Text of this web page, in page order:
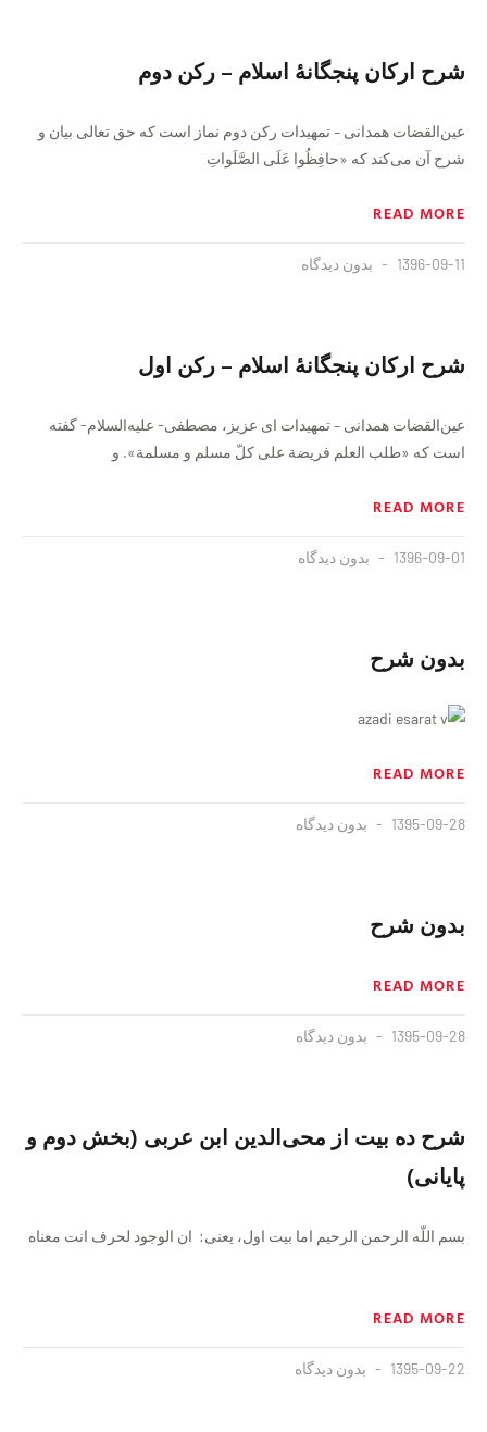
شرح اركان پنج‏گانهٔ اسلام – رکن دوم
عین‌القضات همدانی – تمهیدات رکن دوم نماز است که حق تعالى بیان و
شرح آن مى‌‏کند که‏ «حافِظُوا عَلَى الصَّلَواتِ
READ MORE
1396-09-11 بدون دیدگاه
شرح اركان پنج‏گانهٔ اسلام – رکن اول
عین‌القضات همدانی – تمهیدات اى عزيز، مصطفى- عليه‌السلام- گفته
است كه «طلب العلم فريضة على ‏كلّ مسلم و مسلمة». و
READ MORE
1396-09-01 بدون دیدگاه
بدون شرح
READ MORE
1395-09-28 بدون دیدگاه
بدون شرح
READ MORE
1395-09-28 بدون دیدگاه
شرح ده بيت از محى‌الدين ابن عربى‏ (بخش دوم و
پایانی)
بسم اللّه الرحمن الرحيم‏ اما بیت اول، یعنى: ان الوجود لحرف انت معناه‏
READ MORE
1395-09-22 بدون دیدگاه